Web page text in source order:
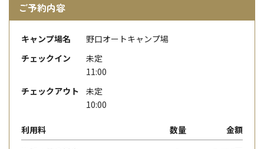
ご予約内容
キャンプ場名
野口オートキャンプ場
チェックイン
未定
11:00
チェックアウト
未定
10:00
利用料 数量
金額